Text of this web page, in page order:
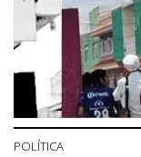
POLÍTICA